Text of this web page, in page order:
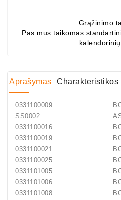
Grąžinimo
Pas mus taikomas
Aprašymas Charakteristikos
0331100009
SS0002
AS
0331100016
0331100019
0331100021
0331100025
0331101005
0331101006
0331101008